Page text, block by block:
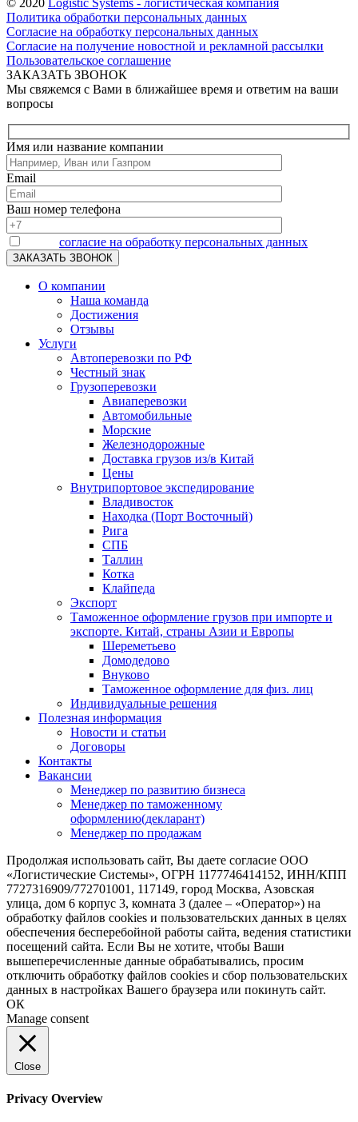
© 2020
Logistic Systems - логистическая компания
Политика обработки персональных данных
Согласие на обработку персональных данных
Согласие на получение новостной и рекламной рассылки
Пользовательское соглашение
ЗАКАЗАТЬ ЗВОНОК
Мы свяжемся с Вами в ближайшее время и ответим на ваши
вопросы
Имя или название компании
Email
Ваш номер телефона
согласие на обработку персональных данных
О компании
Наша команда
Достижения
Отзывы
Услуги
Автоперевозки по РФ
Честный знак
Грузоперевозки
Авиаперевозки
Автомобильные
Морские
Железнодорожные
Доставка грузов из/в Китай
Цены
Внутрипортовое экспедирование
Владивосток
Находка (Порт Восточный)
Рига
СПБ
Таллин
Котка
Клайпеда
Экспорт
Таможенное оформление грузов при импорте и
экспорте. Китай, страны Азии и Европы
Шереметьево
Домодедово
Внуково
Таможенное оформление для физ. лиц
Индивидуальные решения
Полезная информация
Новости и статьи
Договоры
Контакты
Вакансии
Менеджер по развитию бизнеса
Менеджер по таможенному
оформлению(декларант)
Менеджер по продажам
Продолжая использовать сайт, Вы даете согласие ООО
«Логистические Системы», ОГРН 1177746414152, ИНН/КПП
7727316909/772701001, 117149, город Москва, Азовская
улица, дом 6 корпус 3, комната 3 (далее – «Оператор») на
обработку файлов cookies и пользовательских данных в целях
обеспечения бесперебойной работы сайта, ведения статистики
посещений сайта. Если Вы не хотите, чтобы Ваши
вышеперечисленные данные обрабатывались, просим
отключить обработку файлов cookies и сбор пользовательских
данных в настройках Вашего браузера или покинуть сайт.
ОК
Manage consent
Close
Privacy Overview